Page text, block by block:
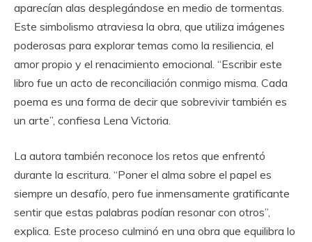
aparecían alas desplegándose en medio de tormentas.
Este simbolismo atraviesa la obra, que utiliza imágenes
poderosas para explorar temas como la resiliencia, el
amor propio y el renacimiento emocional. “Escribir este
libro fue un acto de reconciliación conmigo misma. Cada
poema es una forma de decir que sobrevivir también es
un arte”, confiesa Lena Victoria.
La autora también reconoce los retos que enfrentó
durante la escritura. “Poner el alma sobre el papel es
siempre un desafío, pero fue inmensamente gratificante
sentir que estas palabras podían resonar con otros”,
explica. Este proceso culminó en una obra que equilibra lo